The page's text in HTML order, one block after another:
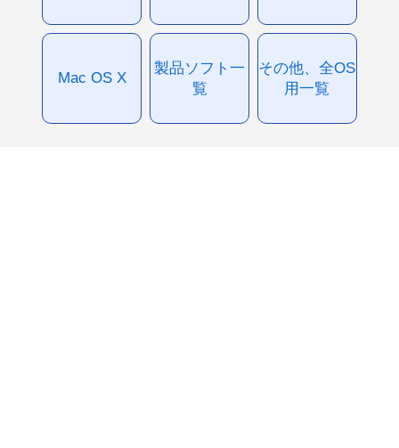
Mac OS X
製品ソフト一
覧
その他、全OS
用一覧